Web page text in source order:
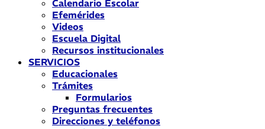
Calendario Escolar
Efemérides
Videos
Escuela Digital
Recursos institucionales
SERVICIOS
Educacionales
Trámites
Formularios
Preguntas frecuentes
Direcciones y teléfonos